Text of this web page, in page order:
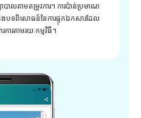
បាលតាមតម្រូវការ។ ការប៉ាន់ប្រមាណ
ទពិសោធន៍នៃការផ្ទុកឯកសារដែល
ារតាមរយៈកម្មវិធី។